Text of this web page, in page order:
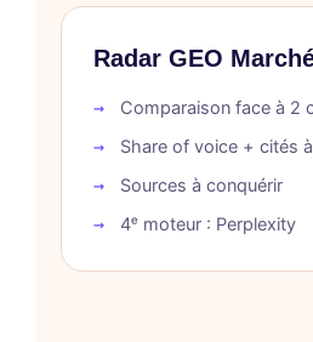
Radar GEO
Comparaison face à 2
Share of voice + cités
Sources à conquérir
4ᵉ moteur : Perplexity